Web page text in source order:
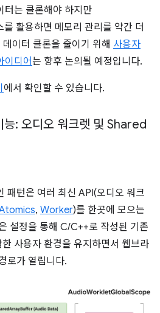
터는 클론해야 하지만
활용하면 메모리 관리를 약간 더
이터 클론을 줄이기 위해 사용자
이디어는 향후 논의될 예정입니다.
에서 확인할 수 있습니다.
: 오디오 워크렛 및 Shared
패턴은 여러 최신 API(오디오 워크
, Worker)를 한곳에 모으는
설정을 통해 C/C++로 작성된 기존
사용자 환경을 유지하면서 웹브라
로가 열립니다.